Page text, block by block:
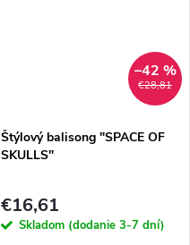
€28,81
–42 %
Štýlový balisong "SPACE OF
SKULLS"
€16,61
Skladom (dodanie 3-7 dní)